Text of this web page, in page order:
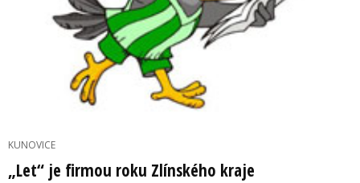
KUNOVICE
„Let“ je firmou roku Zlínského kraje